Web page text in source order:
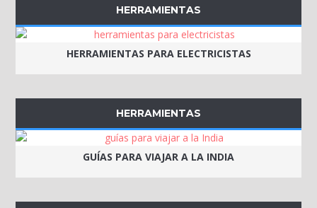
HERRAMIENTAS
HERRAMIENTAS PARA ELECTRICISTAS
HERRAMIENTAS
GUÍAS PARA VIAJAR A LA INDIA